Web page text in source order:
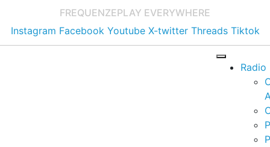
FREQUENZEPLAY EVERYWHERE
Instagram Facebook Youtube X-twitter Threads Tiktok
Radio